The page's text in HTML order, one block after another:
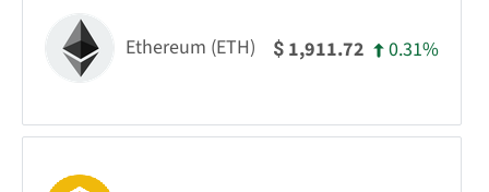
Ethereum (ETH) $ 1,911.72 0.31%